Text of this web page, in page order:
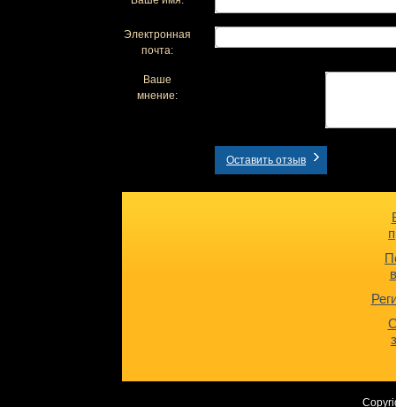
Электронная
почта:
Ваше
мнение:
Оставить отзыв